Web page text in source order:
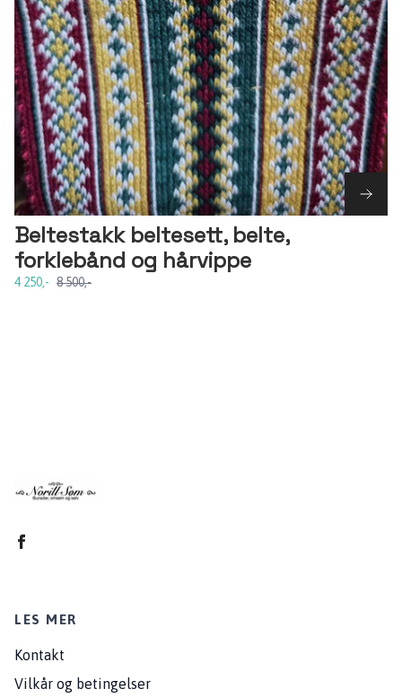
Beltestakk beltesett, belte,
forklebånd og hårvippe
4 250,- 8 500,-
LES MER
Kontakt
Vilkår og betingelser